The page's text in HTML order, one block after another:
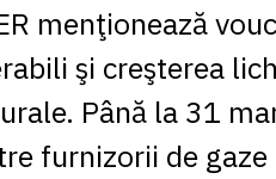
menţionează
şi creşterea
Până la 31
furnizorii de